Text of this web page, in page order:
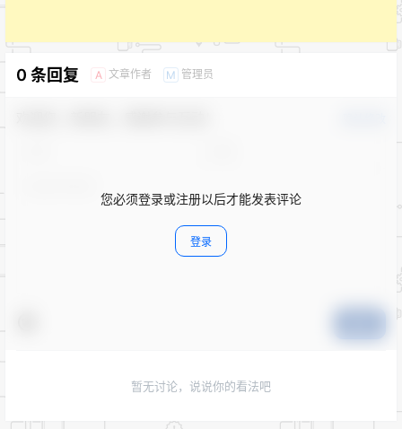
0 条回复 A 文章作者 M 管理员
您必须登录或注册以后才能发表评论
登录
暂无讨论，说说你的看法吧